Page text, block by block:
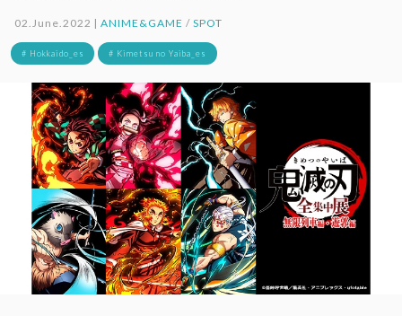
02.June.2022 |ANIME&GAME / SPOT
# Hokkaido_es # Kimetsu no Yaiba_es